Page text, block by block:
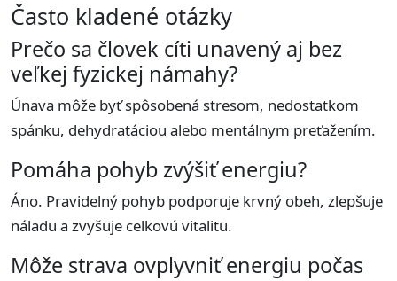
Často kladené otázky
Prečo sa človek cíti unavený aj bez
veľkej fyzickej námahy?
Únava môže byť spôsobená stresom, nedostatkom
spánku, dehydratáciou alebo mentálnym preťažením.
Pomáha pohyb zvýšiť energiu?
Áno. Pravidelný pohyb podporuje krvný obeh, zlepšuje
náladu a zvyšuje celkovú vitalitu.
Môže strava ovplyvniť energiu počas